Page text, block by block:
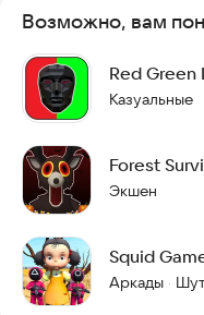
Возможно, вам
Red
Казуальные
Forest
Экшен
Squid
Аркады ·